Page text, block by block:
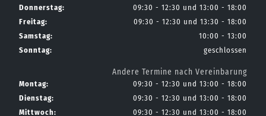
Donnerstag:
09:30 - 12:30 und 13:00 - 18:00
Freitag:
09:30 - 12:30 und 13:30 - 18:00
Samstag:
10:00 - 13:00
Sonntag:
geschlossen
Andere Termine nach Vereinbarung
Montag:
09:30 - 12:30 und 13:00 - 18:00
Dienstag:
09:30 - 12:30 und 13:00 - 18:00
Mittwoch:
09:30 - 12:30 und 13:00 - 18:00